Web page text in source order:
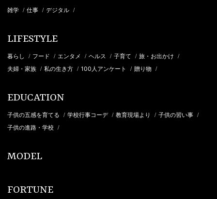
雑学 / 仕事 / デジタル /
LIFESTYLE
暮らし / フード / エンタメ / ヘルス / 子育て / 旅・お出かけ /
夫婦・家族 / 私の生き方 / 100人アンケート / 贈り物 /
EDUCATION
子供の五感を育てる / 学校行事コーデ / 教育現場より / 子供の習い事 /
子供の進路・学校 /
MODEL
FORTUNE